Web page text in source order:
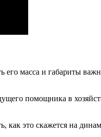
его масса и габариты
помощника в
как это скажется на